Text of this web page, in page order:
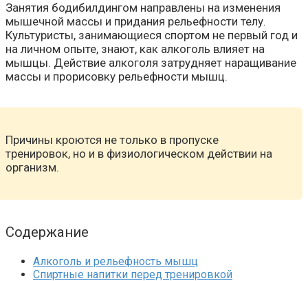
Занятия бодибилдингом направлены на изменения
мышечной массы и придания рельефности телу.
Культуристы, занимающиеся спортом не первый год и
на личном опыте, знают, как алкоголь влияет на
мышцы. Действие алкоголя затрудняет наращивание
массы и прорисовку рельефности мышц.
Причины кроются не только в пропуске
тренировок, но и в физиологическом действии на
организм.
Содержание
Алкоголь и рельефность мышц
Спиртные напитки перед тренировкой